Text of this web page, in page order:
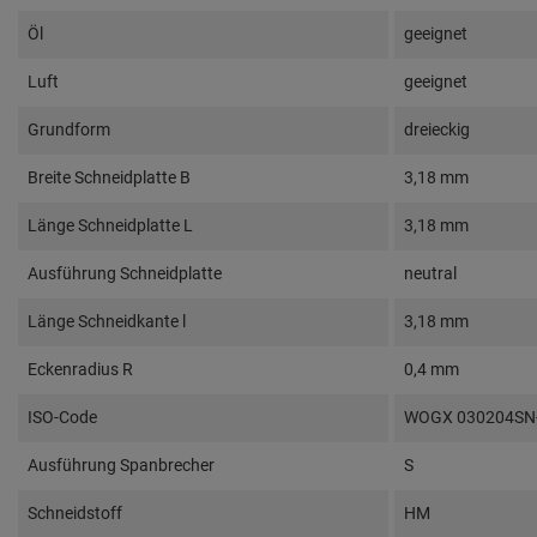
Öl geeignet
Luft geeignet
Grundform dreieckig
Breite Schneidplatte B 3,18 mm
Länge Schneidplatte L 3,18 mm
Ausführung Schneidplatte neutral
Länge Schneidkante l 3,18 mm
Eckenradius R 0,4 mm
ISO-Code WOGX
Ausführung Spanbrecher S
Schneidstoff HM